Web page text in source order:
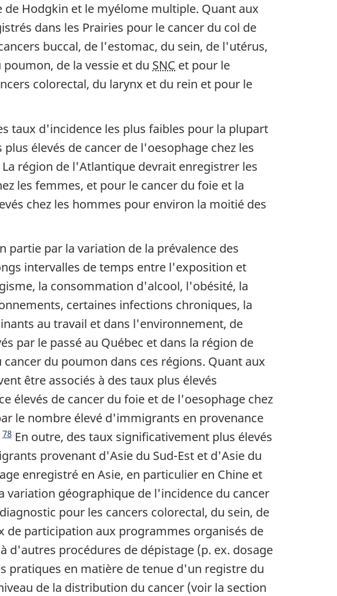
Hodgkin et le myélome multiple. Quant aux
dans les Prairies pour le cancer du col de
buccal, de l'estomac, du sein, de l'utérus,
de la vessie et du SNC et pour le
colorectal, du larynx et du rein et pour le
taux d'incidence les plus faibles pour la plupart
élevés de cancer de l'oesophage chez les
région de l'Atlantique devrait enregistrer les
les femmes, et pour le cancer du foie et la
chez les hommes pour environ la moitié des
par la variation de la prévalence des
intervalles de temps entre l'exposition et
la consommation d'alcool, l'obésité, la
certaines infections chroniques, la
au travail et dans l'environnement, de
par le passé au Québec et dans la région de
du poumon dans ces régions. Quant aux
être associés à des taux plus élevés
élevés de cancer du foie et de l'oesophage chez
le nombre élevé d'immigrants en provenance
Note du fin du texte
78 En outre, des taux significativement plus élevés
provenant d'Asie du Sud-Est et d'Asie du
enregistré en Asie, en particulier en Chine et
variation géographique de l'incidence du cancer
pour les cancers colorectal, du sein, de
de participation aux programmes organisés de
d'autres procédures de dépistage (p. ex. dosage
pratiques en matière de tenue d'un registre du
de la distribution du cancer (voir la section